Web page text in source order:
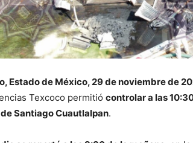
Estado de México, 29 de noviembre de
Texcoco permitió controlar a las
Santiago Cuautlalpan.